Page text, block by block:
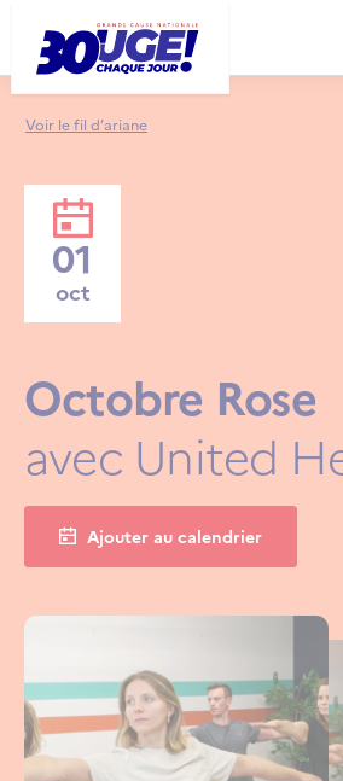
Panneau de gestion des
Voir le fil d’ariane
01
oct
Octobre Rose
avec United
Ajouter au calendrier